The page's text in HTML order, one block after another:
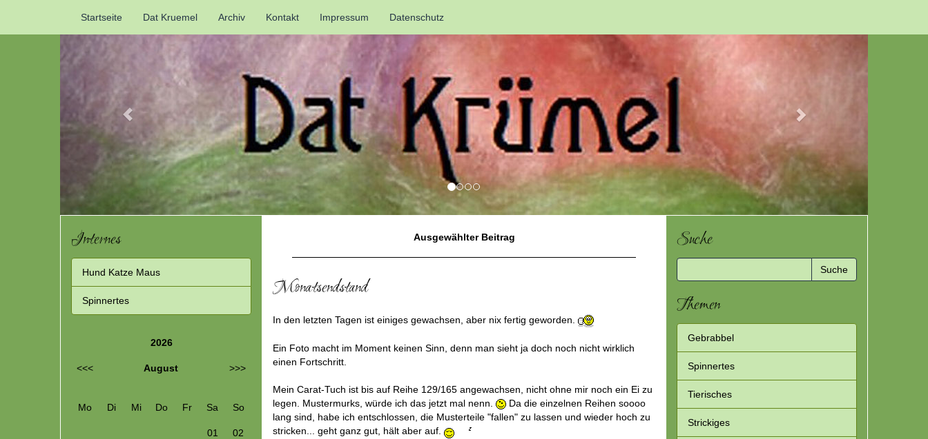
Startseite Dat Kruemel Archiv Kontakt Impressum Datenschutz
Ausgewählter Beitrag
Monatsendstand
In den letzten Tagen ist einiges gewachsen, aber nix fertig geworden.
Ein Foto macht im Moment keinen Sinn, denn man sieht ja doch noch nicht wirklich
einen Fortschritt.
Mein Carat-Tuch ist bis auf Reihe 129/165 angewachsen, nicht ohne mir noch ein Ei zu
legen. Mustermurks, würde ich das jetzt mal nenn.
Da die einzelnen Reihen soooo
lang sind, habe ich entschlossen, die Musterteile "fallen" zu lassen und wieder hoch zu
stricken... geht ganz gut, hält aber auf.
Internes
Hund Katze Maus
Spinnertes
2026
<<< August >>>
Mo Di Mi Do Fr Sa So
01 02
Suche
Themen
Gebrabbel
Spinnertes
Tierisches
Strickiges